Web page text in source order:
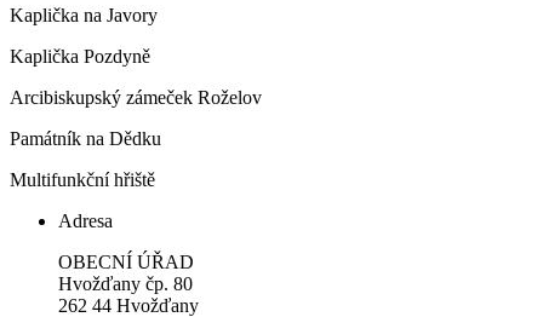
Kaplička na Javory
Kaplička Pozdyně
Arcibiskupský zámeček Roželov
Památník na Dědku
Multifunkční hřiště
Adresa
OBECNÍ ÚŘAD
Hvožďany čp. 80
262 44 Hvožďany